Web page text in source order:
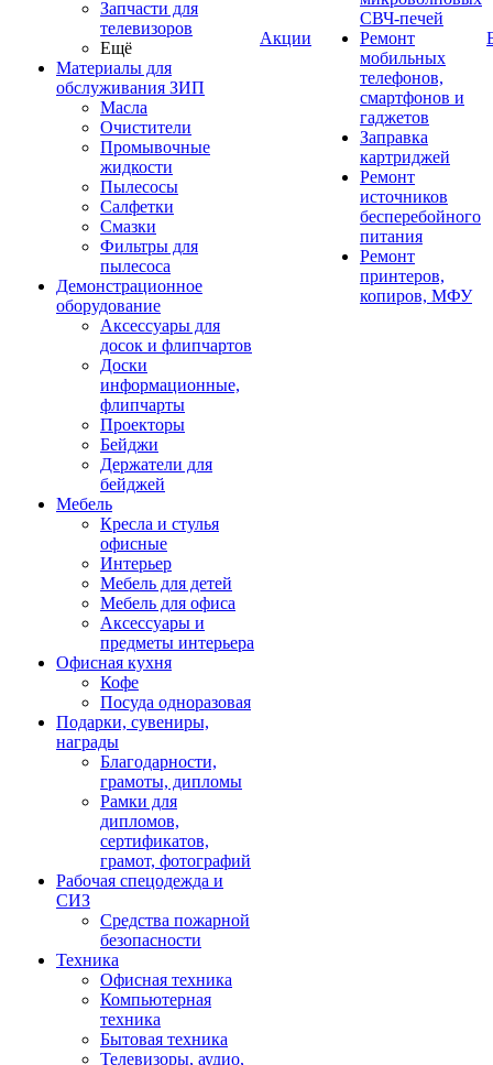
Запчасти для
телевизоров
Ещё
Материалы для
обслуживания ЗИП
Масла
Очистители
Промывочные
жидкости
Пылесосы
Салфетки
Смазки
Фильтры для
пылесоса
Демонстрационное
оборудование
Аксессуары для
досок и флипчартов
Доски
информационные,
флипчарты
Проекторы
Бейджи
Держатели для
бейджей
Мебель
Кресла и стулья
офисные
Интерьер
Мебель для детей
Мебель для офиса
Аксессуары и
предметы интерьера
Офисная кухня
Кофе
Посуда одноразовая
Подарки, сувениры,
награды
Благодарности,
грамоты, дипломы
Рамки для
дипломов,
сертификатов,
грамот, фотографий
Рабочая спецодежда и
СИЗ
Средства пожарной
безопасности
Техника
Офисная техника
Компьютерная
техника
Бытовая техника
Телевизоры, аудио,
Акции
СВЧ-печей
Ремонт
мобильных
телефонов,
смартфонов и
гаджетов
Заправка
картриджей
Ремонт
источников
бесперебойного
питания
Ремонт
принтеров,
копиров, МФУ